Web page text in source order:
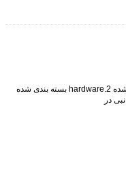
قاب آلومینیوم 1. جعبه بسته بندی شده 2.hardware بسته بندی شده